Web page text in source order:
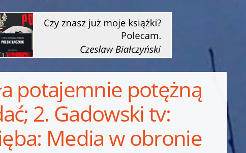
potajemnie potężną
2. Gadowski tv:
Media w obronie